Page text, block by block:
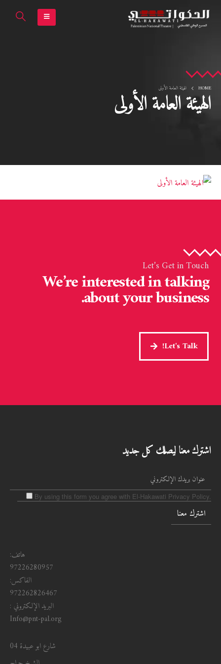
HOME الهيئة العامة الأولى
الهيئة العامة الأولى
Let’s Get in Touch
We’re interested in talking
about your business.
Let's Talk!
اشترك معنا ليصلك كل جديد
By using this form you agree with El-Hakawati Privacy Policy.
هاتف:
97226280957
الفاكس:
972262826467
البريد الإلكتروني :
Info@pnt-pal.org
شارع ابو عبيدة 04